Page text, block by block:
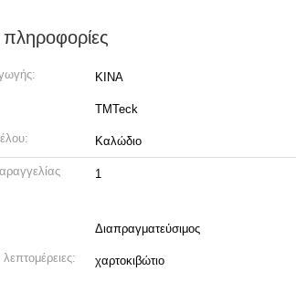
πληροφορίες
ΚΙΝΑ
TMTeck
Καλώδιο
1
Διαπραγματεύσιμος
χαρτοκιβώτιο